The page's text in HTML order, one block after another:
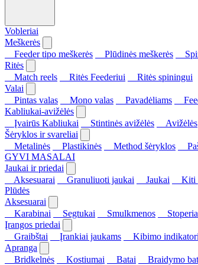
Vobleriai
Meškerės
Feeder tipo meškerės
Plūdinės meškerės
Ritės
Match reels
Ritės Feederiui
Ritės spiningui
Valai
Pintas valas
Mono valas Pavadėliams
Kabliukai-avižėlės
Įvairūs Kabliukai
Stintinės avižėlės
Avižėlės
Šėryklos ir svareliai
Metalinės
Plastikinės Method šėryklos
GYVI MASALAI
Jaukai ir priedai
Aksesuarai
Granuliuoti jaukai Jaukai Kiti
Plūdės
Aksesuarai
Karabinai
Segtukai Smulkmenos
Įrangos priedai
Graibštai
Įrankiai jaukams Kibimo
Apranga
Bridkelnės
Kostiumai Batai
Braidymo